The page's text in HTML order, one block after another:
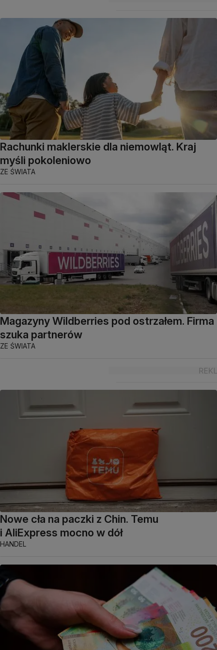
Rachunki maklerskie dla niemowląt. Kraj
myśli pokoleniowo
ZE ŚWIATA
Magazyny Wildberries pod ostrzałem. Firma
szuka partnerów
ZE ŚWIATA
Nowe cła na paczki z Chin. Temu
i AliExpress mocno w dół
HANDEL